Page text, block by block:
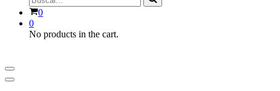
Carrito
0
0
No products in the cart.
Menú
de
Menú